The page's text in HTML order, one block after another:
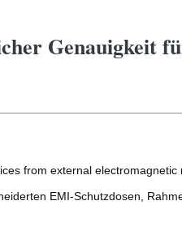
Genauigkeit
from external
EMI-Schutzdosen,